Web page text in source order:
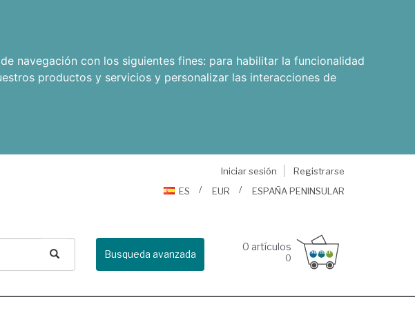
navegación con los siguientes fines: para habilitar la funcionalidad
productos y servicios y personalizar las interacciones de
Iniciar sesión
Registrarse
ES
EUR ESPAÑA PENINSULAR
Busqueda avanzada
0 artículos
0